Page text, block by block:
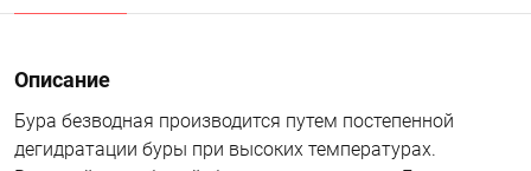
Описание
Бура безводная производится путем постепенной
дегидратации буры при высоких температурах.